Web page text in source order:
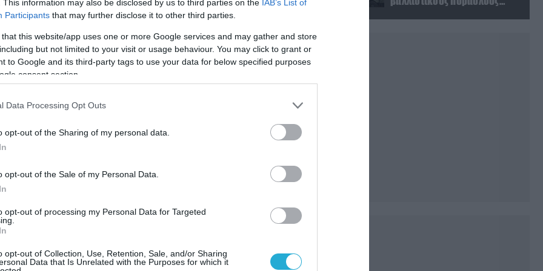
This information may also be disclosed by us to third parties on the IAB’s List of
Participants that may further disclose it to other third parties.
that this website/app uses one or more Google services and may gather and store
but not limited to your visit or usage behaviour. You may click to grant or
to Google and its third-party tags to use your data for below specified purposes
consent section.
Data Processing Opt Outs
opt-out of the Sharing of my personal data.
opt-out of the Sale of my Personal Data.
opt-out of processing my Personal Data for Targeted
opt-out of Collection, Use, Retention, Sale, and/or Sharing
Data that Is Unrelated with the Purposes for which it
που αντέχουν προκύπτουν από κοινωνίες
από παρθενογένεση.
με στρατιωτικό εξοπλισμό